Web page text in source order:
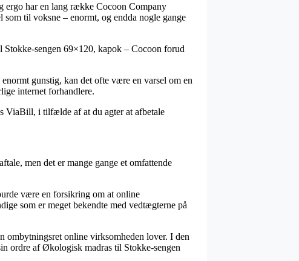
ergo har en lang række Cocoon Company
til voksne – enormt, og endda nogle gange
sengen 69×120, kapok – Cocoon forud
gunstig, kan det ofte være en varsel om en
internet forhandlere.
ViaBill, i tilfælde af at du agter at afbetale
men det er mange gange et omfattende
være en forsikring om at online
som er meget bekendte med vedtægterne på
ombytningsret online virksomheden lover. I den
ordre af Økologisk madras til Stokke-sengen